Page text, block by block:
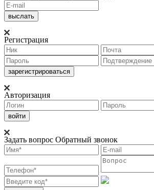
Регистрация
Авторизация
Задать вопрос Обратный звонок